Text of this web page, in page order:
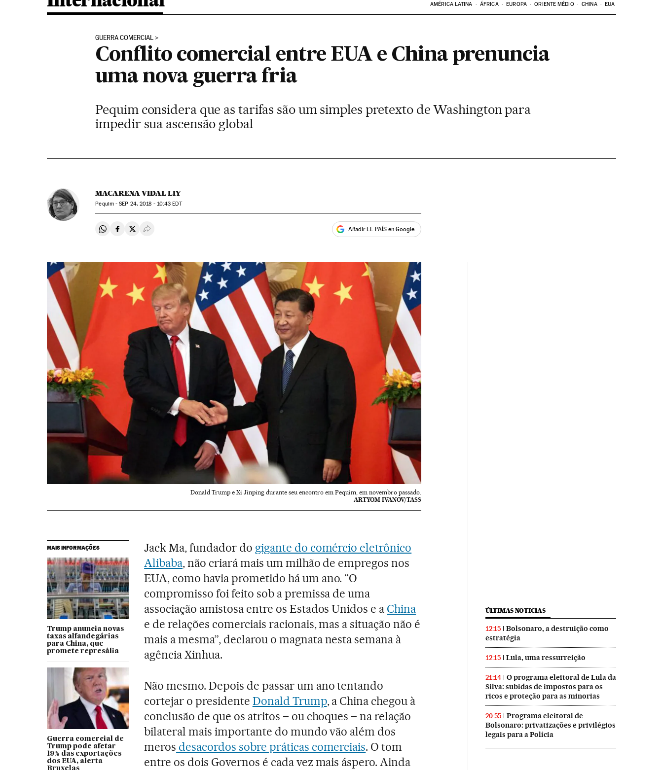
AMÉRICA LATINA ÁFRICA EUROPA ORIENTE MÉDIO CHINA EUA
GUERRA COMERCIAL
Conflito comercial entre EUA e China prenuncia
uma nova guerra fria
Pequim considera que as tarifas são um simples pretexto de Washington para
impedir sua ascensão global
MACARENA VIDAL LIY
Pequim -SEP 24, 2018 - 10:43 EDT
Compartir en Whatsapp
Compartir en Facebook
Compartir en Twitter
Desplegar Redes Sociales Añadir EL PAÍS en Google
Donald Trump e Xi Jinping durante seu encontro em Pequim, em novembro passado.
ARTYOM IVANOV/TASS
MAIS INFORMAÇÕES
Trump anuncia novas
taxas alfandegárias
para China, que
promete represália
Guerra comercial de
Trump pode afetar
19% das exportações
dos EUA, alerta
Bruxelas
Jack Ma, fundador do gigante do comércio eletrônico
Alibaba, não criará mais um milhão de empregos nos
EUA, como havia prometido há um ano. “O
compromisso foi feito sob a premissa de uma
associação amistosa entre os Estados Unidos e a China
e de relações comerciais racionais, mas a situação não é
mais a mesma”, declarou o magnata nesta semana à
agência Xinhua.
Não mesmo. Depois de passar um ano tentando
cortejar o presidente Donald Trump, a China chegou à
conclusão de que os atritos – ou choques – na relação
bilateral mais importante do mundo vão além dos
meros desacordos sobre práticas comerciais. O tom
entre os dois Governos é cada vez mais áspero. Ainda
ÚLTIMAS NOTICIAS
12:15
Bolsonaro, a destruição como
estratégia
12:15 Lula, uma ressurreição
21:14
O programa eleitoral de Lula da
Silva: subidas de impostos para os
ricos e proteção para as minorias
20:55
Programa eleitoral de
Bolsonaro: privatizações e privilégios
legais para a Polícia